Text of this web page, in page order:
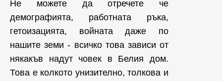
Не можете да отречете че
демографията, работната ръка,
гетоизацията, войната даже по
нашите земи - всичко това зависи от
някакъв надут човек в Белия дом.
Това е колкото унизително, толкова и